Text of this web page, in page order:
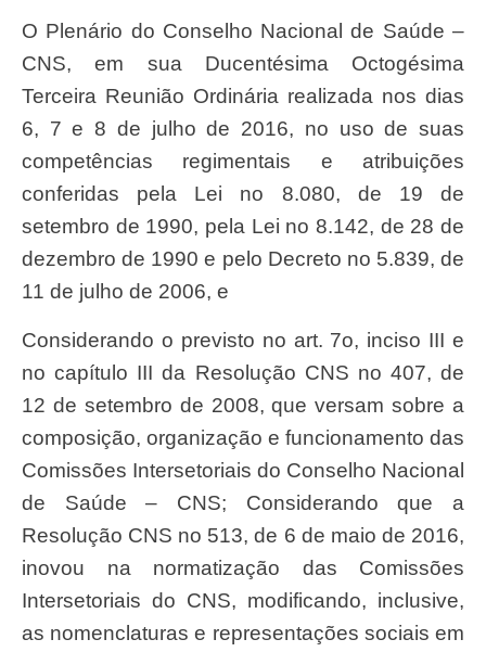
O Plenário do Conselho Nacional de Saúde –
CNS, em sua Ducentésima Octogésima
Terceira Reunião Ordinária realizada nos dias
6, 7 e 8 de julho de 2016, no uso de suas
competências regimentais e atribuições
conferidas pela Lei no 8.080, de 19 de
setembro de 1990, pela Lei no 8.142, de 28 de
dezembro de 1990 e pelo Decreto no 5.839, de
11 de julho de 2006, e
Considerando o previsto no art. 7o, inciso III e
no capítulo III da Resolução CNS no 407, de
12 de setembro de 2008, queversam sobre a
composição, organização e funcionamento das
Comissões Intersetoriais do Conselho Nacional
de Saúde – CNS; Considerando que a
Resolução CNS no 513, de 6 de maio de 2016,
inovou na normatização das Comissões
Intersetoriais do CNS, modificando, inclusive,
as nomenclaturas e representações sociais em